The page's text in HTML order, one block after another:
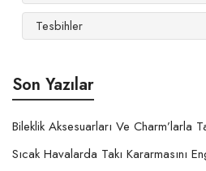
Tesbihler
Son Yazılar
Bileklik Aksesuarları Ve Charm’larla
Sıcak Havalarda Takı Kararmasını